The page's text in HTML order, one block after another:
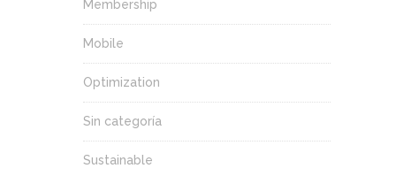
Membership
Mobile
Optimization
Sin categoría
Sustainable